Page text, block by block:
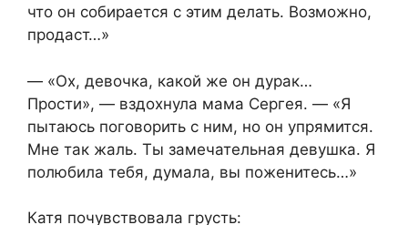
что он собирается с этим делать. Возможно,
продаст…»
— «Ох, девочка, какой же он дурак…
Прости», — вздохнула мама Сергея. — «Я
пытаюсь поговорить с ним, но он упрямится.
Мне так жаль. Ты замечательная девушка. Я
полюбила тебя, думала, вы поженитесь…»
Катя почувствовала грусть: